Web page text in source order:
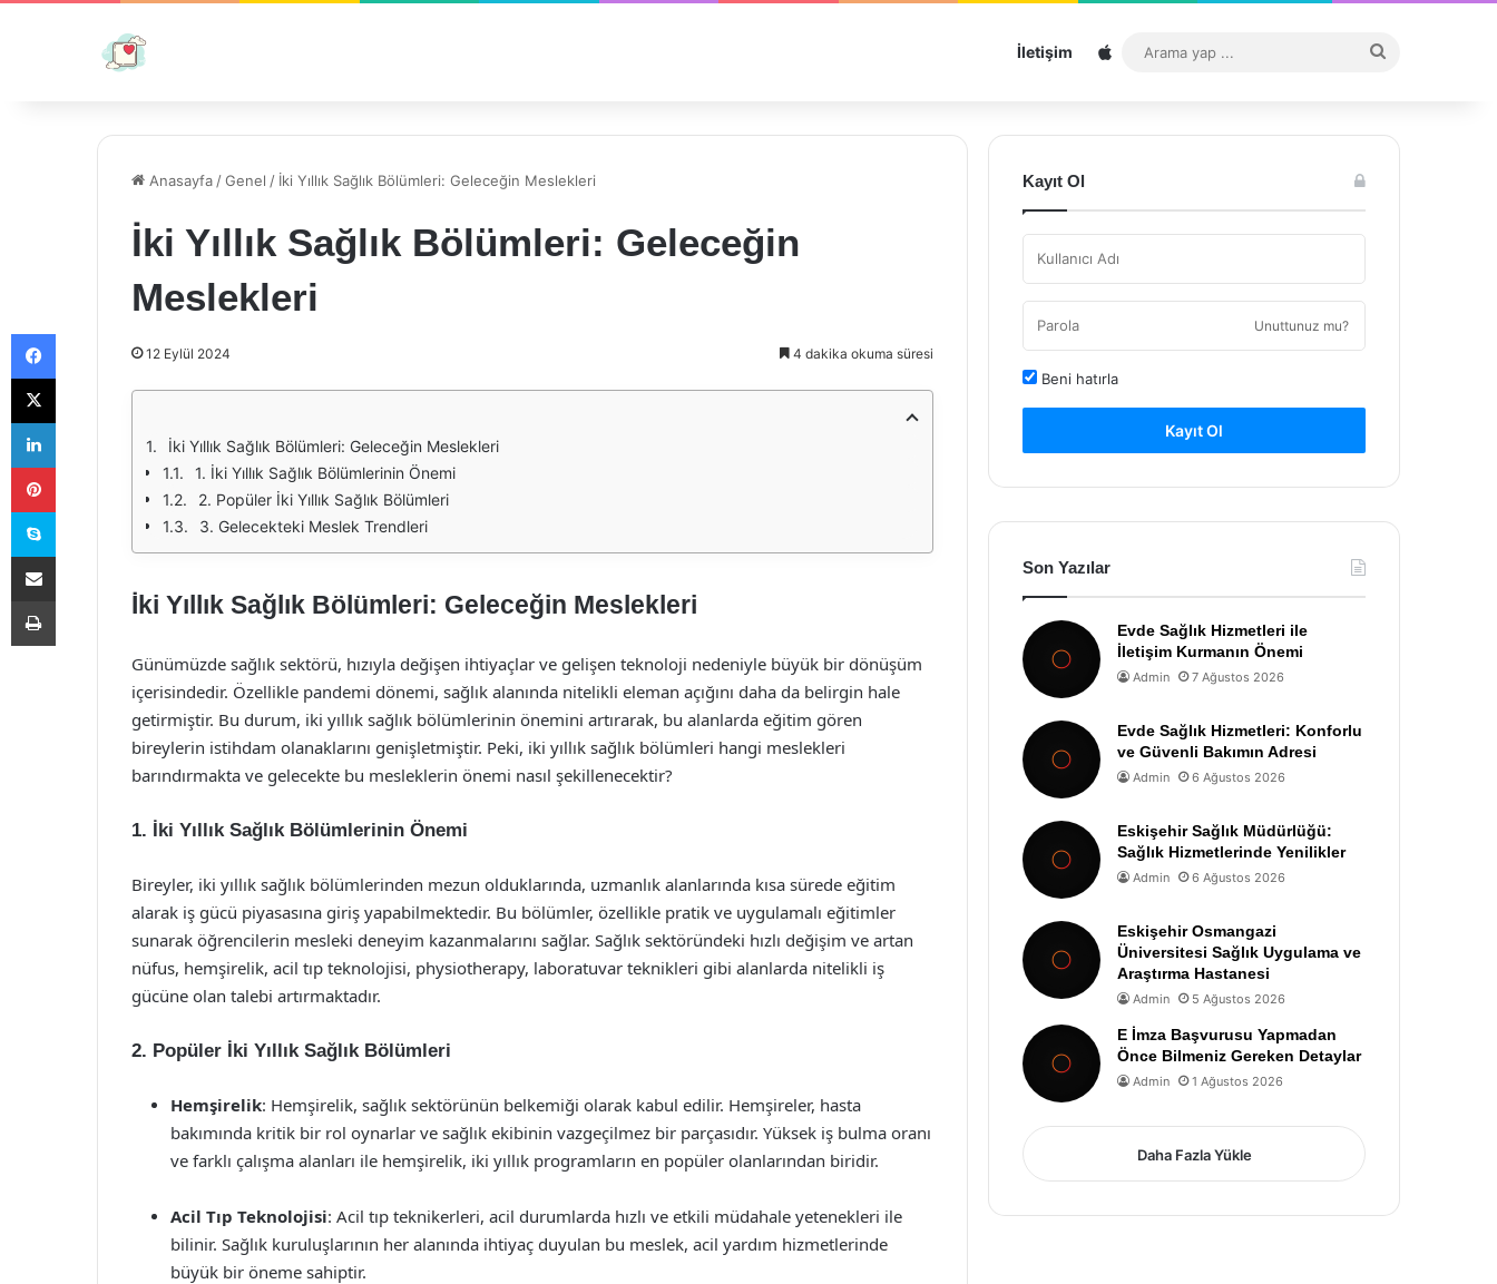
İletişim Sitemap
...
Anasayfa /Genel / İki Yıllık Sağlık Bölümleri: Geleceğin Meslekleri
İki Yıllık Sağlık Bölümleri: Geleceğin
Meslekleri
12 Eylül 2024 4 dakika okuma süresi
İki Yıllık Sağlık Bölümleri: Geleceğin Meslekleri
1. İki Yıllık Sağlık Bölümlerinin Önemi
2. Popüler İki Yıllık Sağlık Bölümleri
3. Gelecekteki Meslek Trendleri
İki Yıllık Sağlık Bölümleri: Geleceğin Meslekleri
Günümüzde sağlık sektörü, hızıyla değişen ihtiyaçlar ve gelişen teknoloji nedeniyle büyük bir dönüşüm
içerisindedir. Özellikle pandemi dönemi, sağlık alanında nitelikli eleman açığını daha da belirgin hale
getirmiştir. Bu durum, iki yıllık sağlık bölümlerinin önemini artırarak, bu alanlarda eğitim gören
bireylerin istihdam olanaklarını genişletmiştir. Peki, iki yıllık sağlık bölümleri hangi meslekleri
barındırmakta ve gelecekte bu mesleklerin önemi nasıl şekillenecektir?
1. İki Yıllık Sağlık Bölümlerinin Önemi
Bireyler, iki yıllık sağlık bölümlerinden mezun olduklarında, uzmanlık alanlarında kısa sürede eğitim
alarak iş gücü piyasasına giriş yapabilmektedir. Bu bölümler, özellikle pratik ve uygulamalı eğitimler
sunarak öğrencilerin mesleki deneyim kazanmalarını sağlar. Sağlık sektöründeki hızlı değişim ve artan
nüfus, hemşirelik, acil tıp teknolojisi, physiotherapy, laboratuvar teknikleri gibi alanlarda nitelikli iş
gücüne olan talebi artırmaktadır.
2. Popüler İki Yıllık Sağlık Bölümleri
Hemşirelik: Hemşirelik, sağlık sektörünün belkemiği olarak kabul edilir. Hemşireler, hasta
bakımında kritik bir rol oynarlar ve sağlık ekibinin vazgeçilmez bir parçasıdır. Yüksek iş bulma oranı
ve farklı çalışma alanları ile hemşirelik, iki yıllık programların en popüler olanlarından biridir.
Acil Tıp Teknolojisi: Acil tıp teknikerleri, acil durumlarda hızlı ve etkili müdahale yetenekleri ile
bilinir. Sağlık kuruluşlarının her alanında ihtiyaç duyulan bu meslek, acil yardım hizmetlerinde
büyük bir öneme sahiptir.
Kayıt Ol
Unuttunuz mu?
Beni hatırla
Kayıt Ol
Son Yazılar
Evde Sağlık Hizmetleri ile
İletişim Kurmanın Önemi
Admin 7 Ağustos 2026
Evde Sağlık Hizmetleri: Konforlu
ve Güvenli Bakımın Adresi
Admin 6 Ağustos 2026
Eskişehir Sağlık Müdürlüğü:
Sağlık Hizmetlerinde Yenilikler
Admin 6 Ağustos 2026
Eskişehir Osmangazi
Üniversitesi Sağlık Uygulama ve
Araştırma Hastanesi
Admin 5 Ağustos 2026
E İmza Başvurusu Yapmadan
Önce Bilmeniz Gereken Detaylar
Admin 1 Ağustos 2026
Daha Fazla Yükle
Facebook
X
LinkedIn
Pinterest
Skype
E-Posta ile paylaş